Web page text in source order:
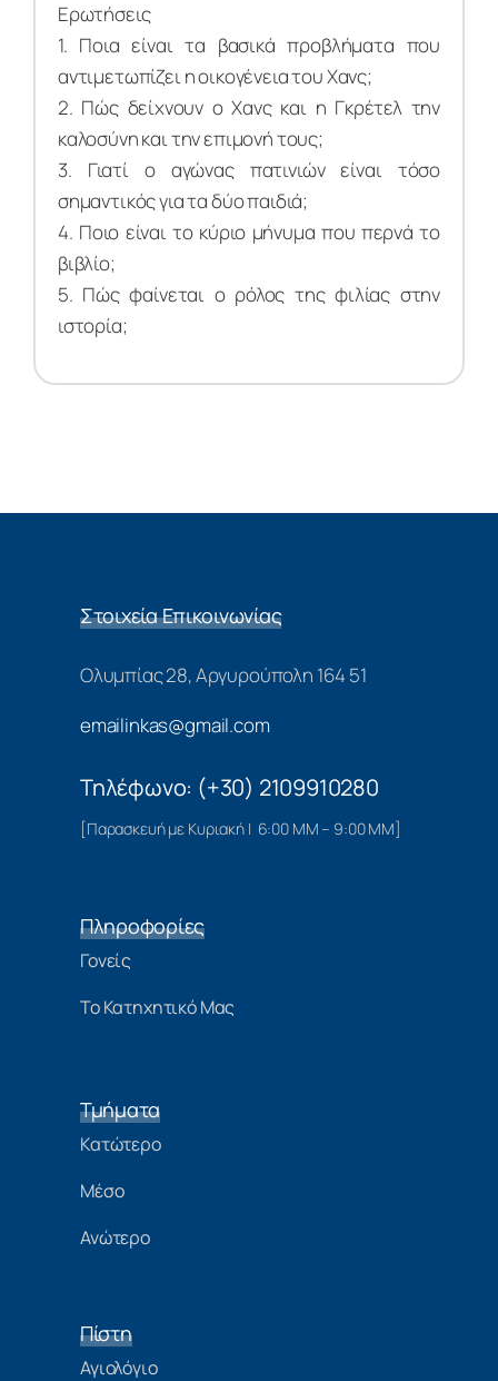
Ερωτήσεις
1. Ποια είναι τα βασικά προβλήματα που
αντιμετωπίζει η οικογένεια του Χανς;
2. Πώς δείχνουν ο Χανς και η Γκρέτελ την
καλοσύνη και την επιμονή τους;
3. Γιατί ο αγώνας πατινιών είναι τόσο
σημαντικός για τα δύο παιδιά;
4. Ποιο είναι το κύριο μήνυμα που περνά το
βιβλίο;
5. Πώς φαίνεται ο ρόλος της φιλίας στην
ιστορία;
Στοιχεία Επικοινωνίας
Ολυμπίας 28, Αργυρούπολη 164 51
emailinkas@gmail.com
Τηλέφωνο: (+30) 2109910280
[Παρασκευή με Κυριακή | 6:00 ΜΜ – 9:00 ΜΜ]
Πληροφορίες
Γονείς
Το Κατηχητικό Μας
Τμήματα
Κατώτερο
Μέσο
Ανώτερο
Πίστη
Αγιολόγιο